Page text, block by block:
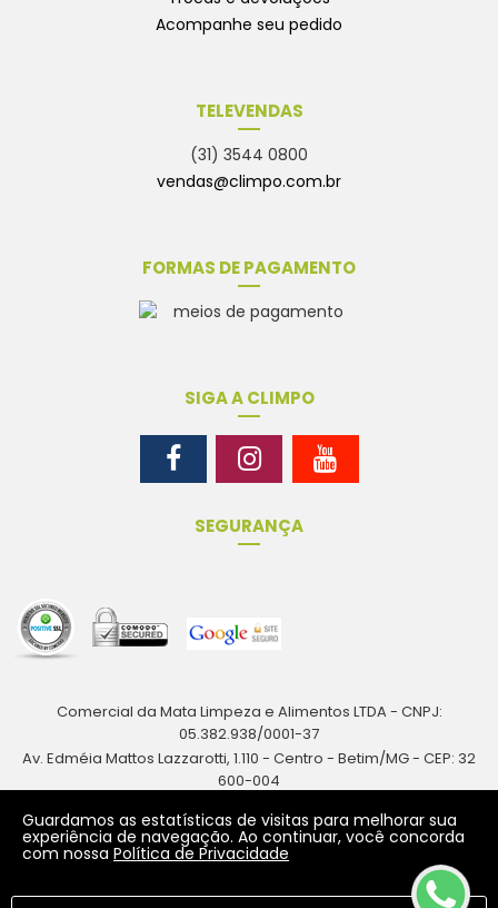
Acompanhe seu pedido
TELEVENDAS
(31) 3544 0800
vendas@climpo.com.br
FORMAS DE PAGAMENTO
SIGA A CLIMPO
SEGURANÇA
Guardamos as estatísticas de visitas para melhorar sua
experiência de navegação. Ao continuar, você concorda
com nossa Política de Privacidade
Comercial da Mata Limpeza e Alimentos LTDA - CNPJ:
05.382.938/0001-37
Av. Edméia Mattos Lazzarotti, 1.110 - Centro - Betim/MG - CEP: 32
600-004
600-024